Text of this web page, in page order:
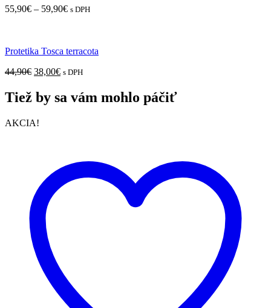
55,90€ – 59,90€Price
59,90€
s DPH
Protetika Tosca terracota
44,90€ Pôvodná
bola:
44,90€.
38,00€Aktuálna
38,00€.
s DPH
Tiež by sa vám mohlo páčiť
AKCIA!